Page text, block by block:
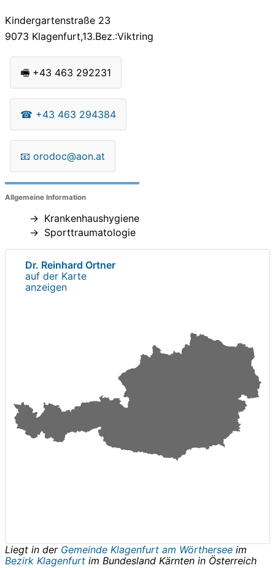
Kindergartenstraße 23
9073 Klagenfurt,13.Bez.:Viktring
🖷 +43 463 292231
☎ +43 463 294384
📧 orodoc@aon.at
Allgemeine Information
Krankenhaushygiene
Sporttraumatologie
Dr. Reinhard Ortner
auf der Karte
anzeigen
Liegt in der Gemeinde Klagenfurt am Wörthersee im
Bezirk Klagenfurt im Bundesland Kärnten in Österreich